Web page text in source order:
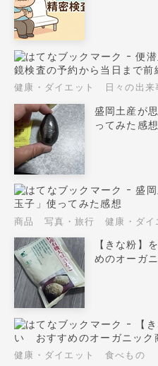
健康・ダイエット 日々の出来
盛岡土産が
ってみた感想
商品 写真・旅行 健康・ダイ
【きな粉
めのオーガ
健康・ダイエット 食べもの